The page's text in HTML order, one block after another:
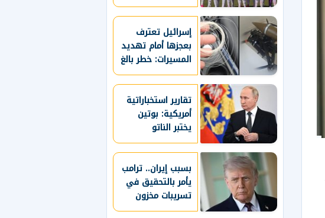
إسرائيل تعترف
بعجزها أمام تهديد
المسيرات: خطر بالغ
ولا نملك له حلا
كاملا
تقارير استخباراتية
أمريكية: بوتين
يختبر الناتو
بالهجوم على دولة
بالحلف
بسبب إيران.. ترامب
يأمر بالتحقيق في
تسريبات مخزون
الذخائر الأمريكية